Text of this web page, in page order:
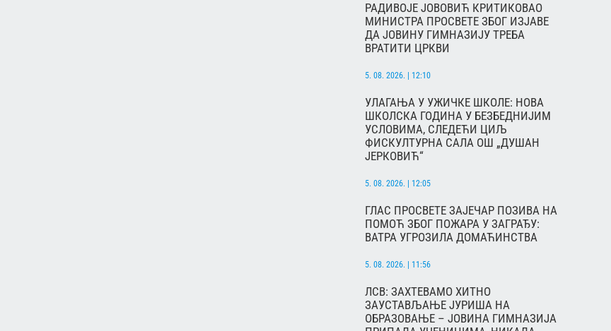
РАДИВОЈЕ ЈОВОВИЋ КРИТИКОВАО
МИНИСТРА ПРОСВЕТЕ ЗБОГ ИЗЈАВЕ
ДА ЈОВИНУ ГИМНАЗИЈУ ТРЕБА
ВРАТИТИ ЦРКВИ
5. 08. 2026. | 12:10
УЛАГАЊА У УЖИЧКЕ ШКОЛЕ: НОВА
ШКОЛСКА ГОДИНА У БЕЗБЕДНИЈИМ
УСЛОВИМА, СЛЕДЕЋИ ЦИЉ
ФИСКУЛТУРНА САЛА ОШ „ДУШАН
ЈЕРКОВИЋ“
5. 08. 2026. | 12:05
ГЛАС ПРОСВЕТЕ ЗАЈЕЧАР ПОЗИВА НА
ПОМОЋ ЗБОГ ПОЖАРА У ЗАГРАЂУ:
ВАТРА УГРОЗИЛА ДОМАЋИНСТВА
5. 08. 2026. | 11:56
ЛСВ: ЗАХТЕВАМО ХИТНО
ЗАУСТАВЉАЊЕ ЈУРИША НА
ОБРАЗОВАЊЕ – ЈОВИНА ГИМНАЗИЈА